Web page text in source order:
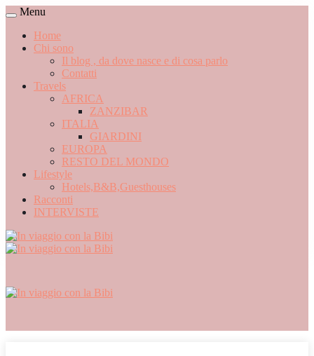
Menu
Home
Chi sono
Il blog , da dove nasce e di cosa parlo
Contatti
Travels
AFRICA
ZANZIBAR
ITALIA
GIARDINI
EUROPA
RESTO DEL MONDO
Lifestyle
Hotels,B&B,Guesthouses
Racconti
INTERVISTE